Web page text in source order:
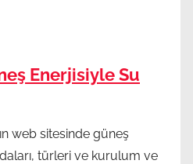
Enerjisiyle Su
web sitesinde güneş
türleri ve kurulum ve